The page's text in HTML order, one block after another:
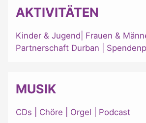
AKTIVITÄTEN
Kinder & Jugend Frauen &
Partnerschaft Durban
MUSIK
CDs Chöre Orgel Podcast